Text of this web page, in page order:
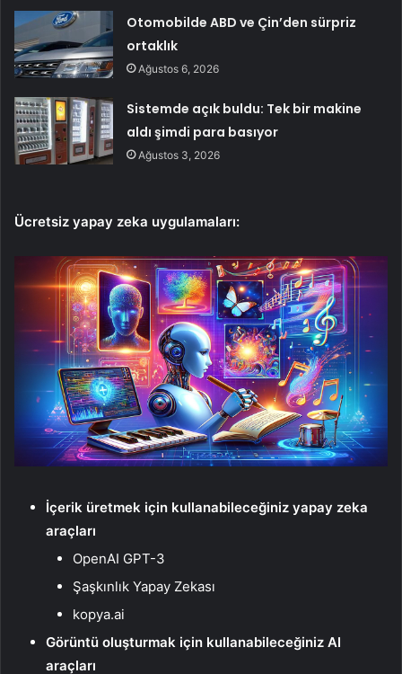
Otomobilde ABD ve Çin’den sürpriz
ortaklık
Ağustos 6, 2026
Sistemde açık buldu: Tek bir makine
aldı şimdi para basıyor
Ağustos 3, 2026
Ücretsiz yapay zeka uygulamaları:
İçerik üretmek için kullanabileceğiniz yapay zeka
araçları
OpenAI GPT-3
Şaşkınlık Yapay Zekası
kopya.ai
Görüntü oluşturmak için kullanabileceğiniz AI
araçları